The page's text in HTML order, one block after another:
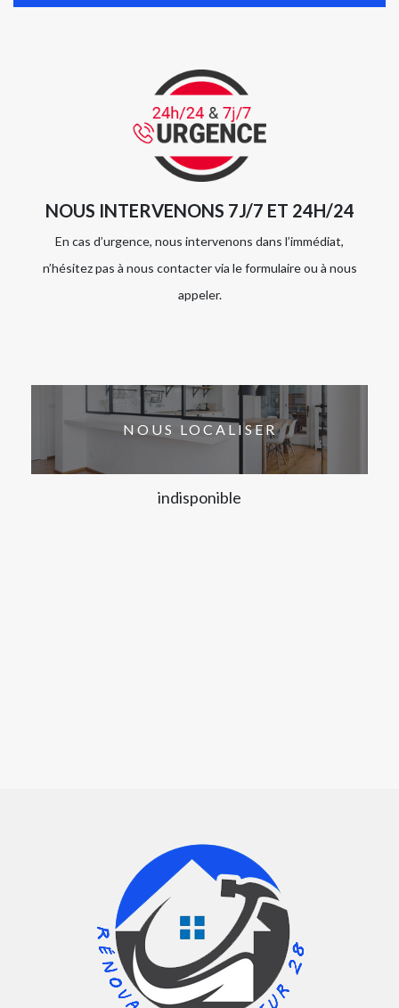
NOUS INTERVENONS 7J/7 ET 24H/24
En cas d’urgence, nous intervenons dans l’immédiat,
n’hésitez pas à nous contacter via le formulaire ou à nous
appeler.
NOUS LOCALISER
indisponible